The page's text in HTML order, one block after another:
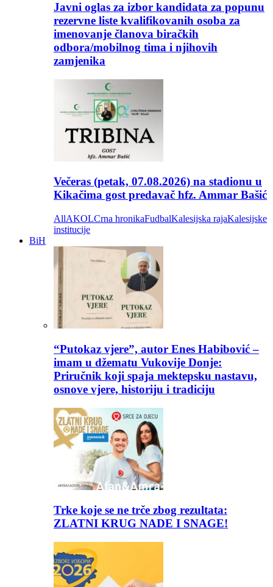
Javni oglas za izbor kandidata za popunu
rezervne liste kvalifikovanih osoba za
imenovanje članova biračkih
odbora/mobilnog tima i njihovih
zamjenika
Večeras (petak, 07.08.2026) na stadionu u
Kikačima gost predavač hfz. Ammar Bašić
AllAKOLCrna hronikaFudbalKalesijska rajaKalesijske
institucije
BiH
“Putokaz vjere”, autor Enes Habibović –
imam u džematu Vukovije Donje:
Priručnik koji spaja mektepsku nastavu,
osnove vjere, historiju i tradiciju
Trke koje se ne trče zbog rezultata:
ZLATNI KRUG NADE I SNAGE!